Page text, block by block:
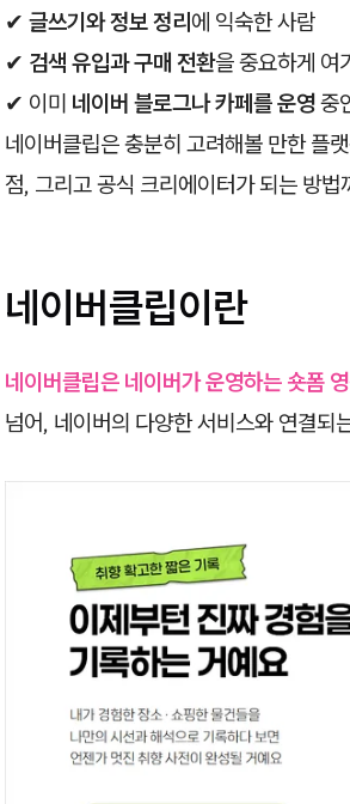
✔ 글쓰기와 정보 정리에 익숙한 사람
✔ 검색 유입과 구매 전환을 중요하게 여
✔ 이미 네이버 블로그나 카페를 운영중
네이버클립은 충분히 고려해볼 만한 플
점, 그리고 공식 크리에이터가 되는 방
네이버클립이란
네이버클립은 네이버가 운영하는 숏폼
넘어, 네이버의 다양한 서비스와 연결되